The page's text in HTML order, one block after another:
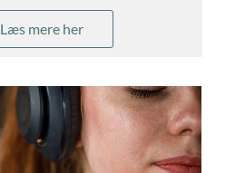
Læs mere her